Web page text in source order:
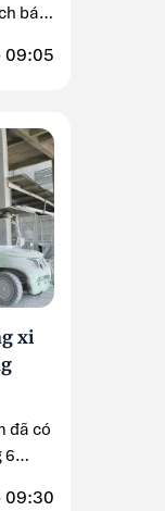
bán
xi
đã có
6